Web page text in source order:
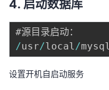
4. 启动数据库
/usr/local /mysql
设置开机自启动服务